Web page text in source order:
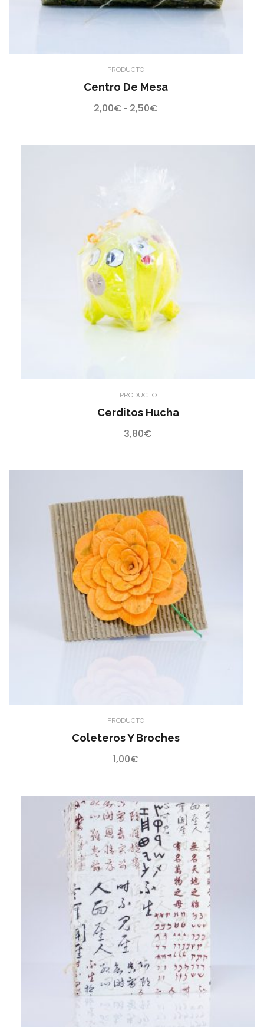
PRODUCTO
Centro De Mesa
2,00€ - 2,50€
PRODUCTO
Cerditos Hucha
3,80€
PRODUCTO
Coleteros Y Broches
1,00€